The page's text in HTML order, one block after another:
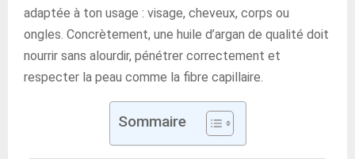
adaptée à ton usage : visage, cheveux, corps ou
ongles. Concrètement, une huile d’argan de qualité doit
nourrir sans alourdir, pénétrer correctement et
respecter la peau comme la fibre capillaire.
Sommaire